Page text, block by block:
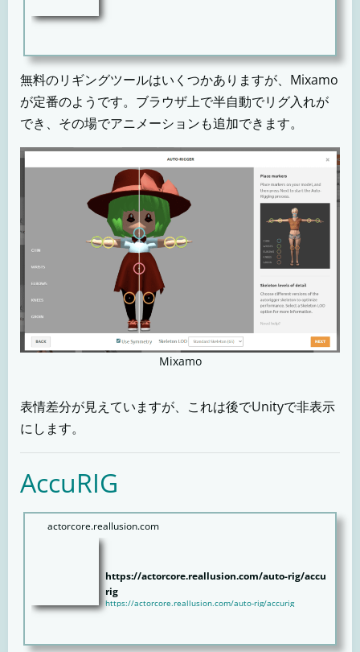
無料のリギングツールはいくつかありますが、Mixamo
が定番のようです。ブラウザ上で半自動でリグ入れが
でき、その場でアニメーションも追加できます。
Mixamo
表情差分が見えていますが、これは後でUnityで非表示
にします。
AccuRIG
actorcore.reallusion.com
https://actorcore.reallusion.com/auto-rig/accu
rig
https://actorcore.reallusion.com/auto-rig/accurig